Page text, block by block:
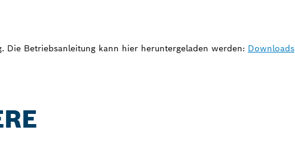
Die Betriebsanleitung kann hier heruntergeladen werden: Downloads